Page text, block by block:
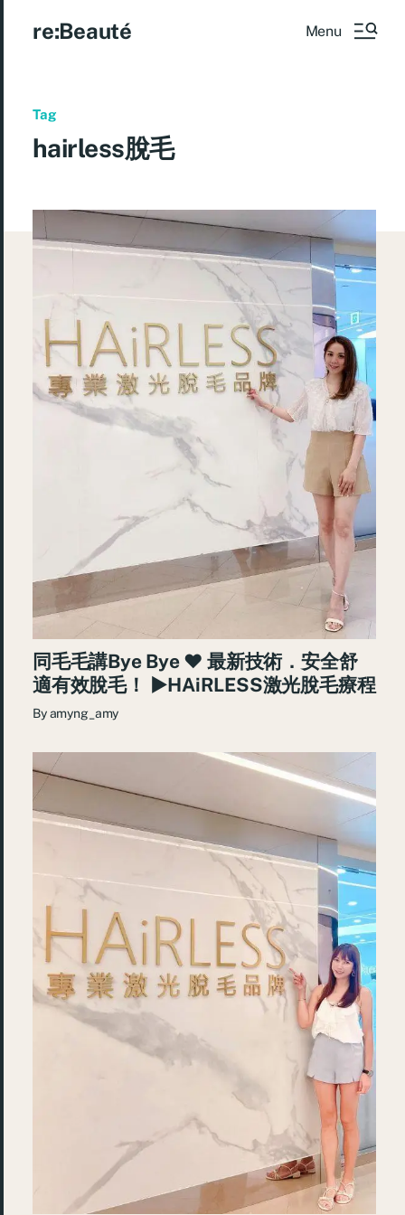
re:Beauté Menu
Tag
hairless脫毛
同毛毛講Bye Bye ♥ 最新技術．安全舒
適有效脫毛！ ►HAiRLESS激光脫毛療程
Byamyng_amy